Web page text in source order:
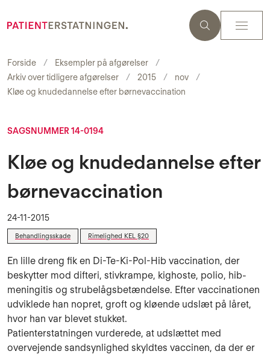
Forside
Eksempler på afgørelser
Arkiv over tidligere afgørelser
2015
nov
Kløe og knudedannelse efter børnevaccination
SAGSNUMMER 14-0194
Kløe og knudedannelse efter
børnevaccination
24-11-2015
Behandlingsskade Rimelighed KEL §20
En lille dreng fik en Di-Te-Ki-Pol-Hib vaccination, der
beskytter mod difteri, stivkrampe, kighoste, polio, hib-
meningitis og strubelågsbetændelse. Efter vaccinationen
udviklede han nopret, groft og kløende udslæt på låret,
hvor han var blevet stukket.
Patienterstatningen vurderede, at udslættet med
overvejende sandsynlighed skyldtes vaccinen, da der er